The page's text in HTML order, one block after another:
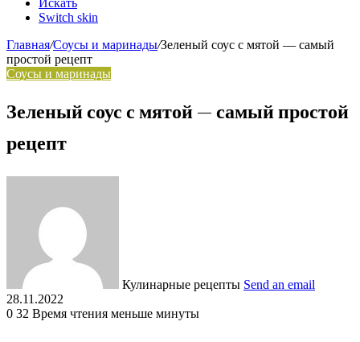
Искать
Switch skin
Главная/Соусы и маринады/Зеленый соус с мятой — самый
простой рецепт
Соусы и маринады
Зеленый соус с мятой — самый простой
рецепт
Кулинарные рецепты Send an email
28.11.2022
0 32 Время чтения меньше минуты